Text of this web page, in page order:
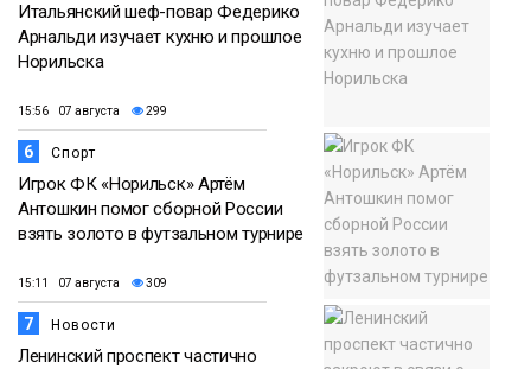
Итальянский шеф-повар Федерико
Арнальди изучает кухню и прошлое
Норильска
15:56 07 августа 299
6 Спорт
Игрок ФК «Норильск» Артём
Антошкин помог сборной России
взять золото в футзальном турнире
15:11 07 августа 309
7 Новости
Ленинский проспект частично